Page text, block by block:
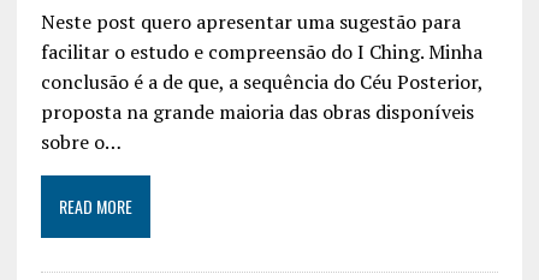
Neste post quero apresentar uma sugestão para
facilitar o estudo e compreensão do I Ching. Minha
conclusão é a de que, a sequência do Céu Posterior,
proposta na grande maioria das obras disponíveis
sobre o…
READ MORE